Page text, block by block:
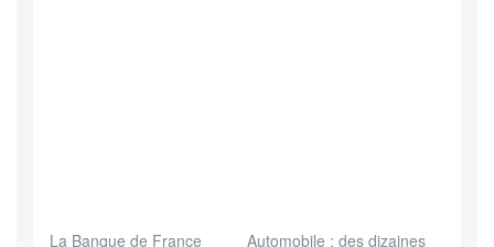
La Banque de France Automobile : des dizaines